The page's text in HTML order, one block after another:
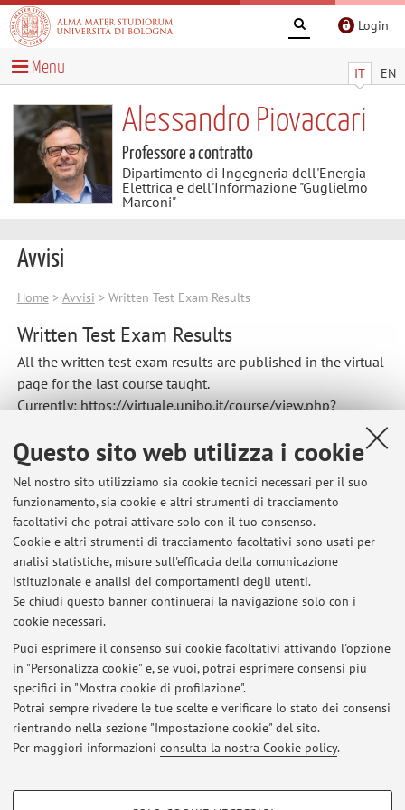
Questo sito web utilizza i cookie
Nel nostro sito utilizziamo sia cookie tecnici necessari per il suo
funzionamento, sia cookie e altri strumenti di tracciamento
facoltativi che potrai attivare solo con il tuo consenso.
Cookie e altri strumenti di tracciamento facoltativi sono usati per
analisi statistiche, misure sull'efficacia della comunicazione
istituzionale e analisi dei comportamenti degli utenti.
Se chiudi questo banner continuerai la navigazione solo con i
cookie necessari.
Puoi esprimere il consenso sui cookie facoltativi attivando l'opzione
in "Personalizza cookie" e, se vuoi, potrai esprimere consensi più
specifici in "Mostra cookie di profilazione".
Potrai sempre rivedere le tue scelte e verificare lo stato dei consensi
rientrando nella sezione "Impostazione cookie" del sito.
Per maggiori informazioni consulta la nostra Cookie policy.
COOKIE DI PROFILAZIONE - FACOLTATIVI
Login
IT EN
Menu
Alessandro Piovaccari
Professore a contratto
Dipartimento di Ingegneria dell'Energia
Elettrica e dell'Informazione "Guglielmo
Marconi"
Avvisi
Home> Avvisi > Written Test Exam Results
Written Test Exam Results
All the written test exam results are published in the virtual
page for the last course taught.
Currently: https://virtuale.unibo.it/course/view.php?
Pubblicato il: 24 marzo 2026
Ultimi avvisi
Class starts tomorrow Wednesday, 29 April 2026
Pubblicato il: 28 aprile 2026
Written Test Exam Results
Pubblicato il: 24 marzo 2026
Written Test - Dec 19, 2025 - Results
Pubblicato il: 24 dicembre 2025